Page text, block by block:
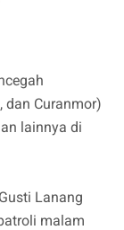
dan Curanmor)
lainnya di
Lanang
malam